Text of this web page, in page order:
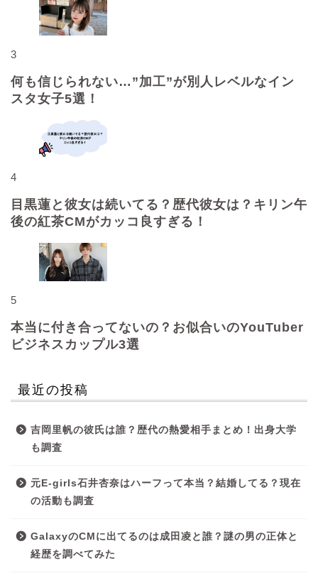
3
何も信じられない…”加工”が別人レベルなイン
スタ女子5選！
4
目黒蓮と彼女は続いてる？歴代彼女は？キリン午
後の紅茶CMがカッコ良すぎる！
5
本当に付き合ってないの？お似合いのYouTuber
ビジネスカップル3選
最近の投稿
吉岡里帆の彼氏は誰？歴代の熱愛相手まとめ！出身大学
も調査
元E-girls石井杏奈はハーフって本当？結婚してる？現在
の活動も調査
GalaxyのCMに出てるのは成田凌と誰？謎の男の正体と
経歴を調べてみた